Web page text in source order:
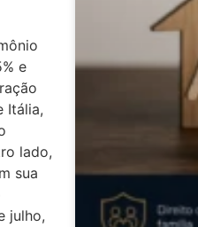
e
Itália,
lado,
sua
julho,